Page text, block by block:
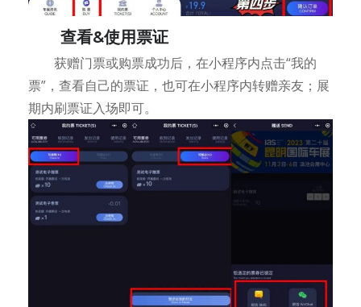
查看&使用票证
获赠门票或购票成功后，在小程序内点击“我的
票”，查看自己的票证，也可在小程序内转赠亲友；展
期内刷票证入场即可。